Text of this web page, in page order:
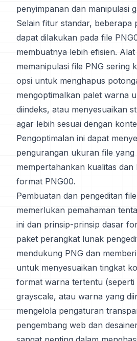
penyimpanan dan manipulasi
Selain fitur standar, beberapa
dapat dilakukan pada file
membuatnya lebih efisien.
memanipulasi file PNG sering
opsi untuk menghapus
mengoptimalkan palet warna
diindeks, atau menyesuaikan
agar lebih sesuai dengan
Pengoptimalan ini dapat
pengurangan ukuran file yang
mempertahankan kualitas dan
format PNG00.
Pembuatan dan pengeditan
memerlukan pemahaman
ini dan prinsip-prinsip dasar
paket perangkat lunak
mendukung PNG dan
untuk menyesuaikan tingkat
format warna tertentu
grayscale, atau warna yang
mengelola pengaturan
pengembang web dan